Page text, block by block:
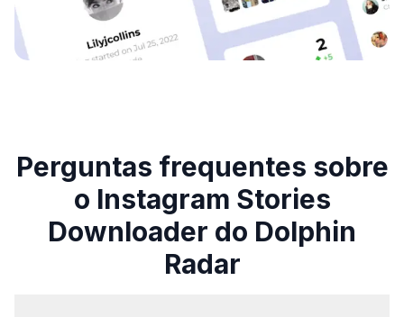
Perguntas frequentes sobre
o Instagram Stories
Downloader do Dolphin
Radar